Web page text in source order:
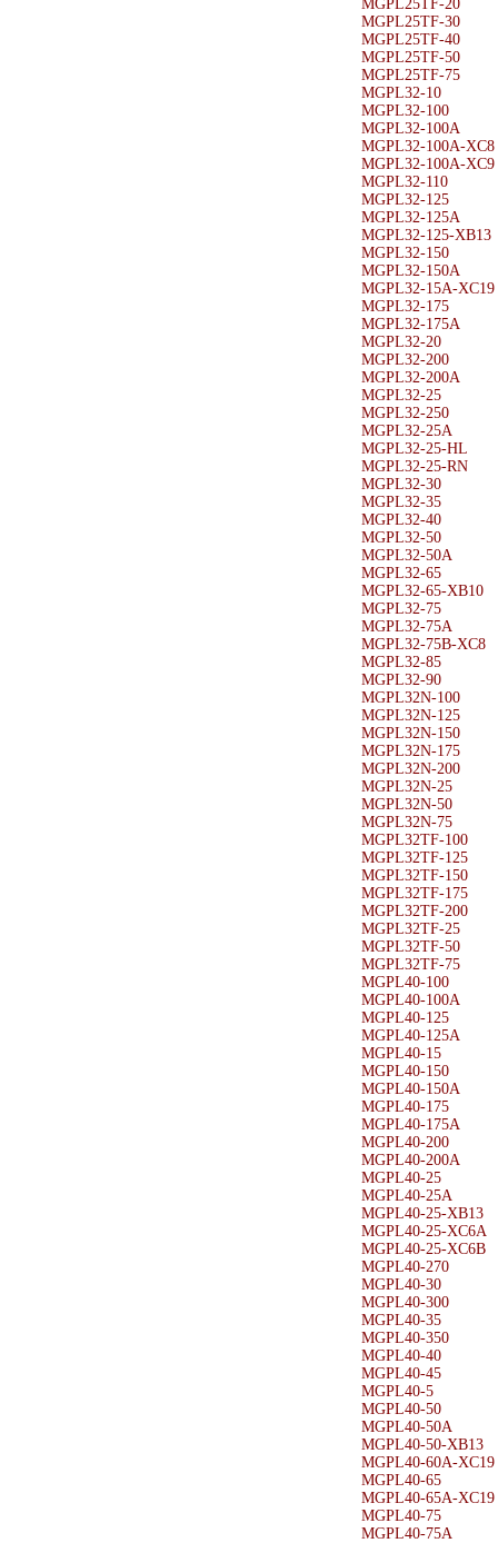
MGPL25TF-20
MGPL25TF-30
MGPL25TF-40
MGPL25TF-50
MGPL25TF-75
MGPL32-10
MGPL32-100
MGPL32-100A
MGPL32-100A-XC8
MGPL32-100A-XC9
MGPL32-110
MGPL32-125
MGPL32-125A
MGPL32-125-XB13
MGPL32-150
MGPL32-150A
MGPL32-15A-XC19
MGPL32-175
MGPL32-175A
MGPL32-20
MGPL32-200
MGPL32-200A
MGPL32-25
MGPL32-250
MGPL32-25A
MGPL32-25-HL
MGPL32-25-RN
MGPL32-30
MGPL32-35
MGPL32-40
MGPL32-50
MGPL32-50A
MGPL32-65
MGPL32-65-XB10
MGPL32-75
MGPL32-75A
MGPL32-75B-XC8
MGPL32-85
MGPL32-90
MGPL32N-100
MGPL32N-125
MGPL32N-150
MGPL32N-175
MGPL32N-200
MGPL32N-25
MGPL32N-50
MGPL32N-75
MGPL32TF-100
MGPL32TF-125
MGPL32TF-150
MGPL32TF-175
MGPL32TF-200
MGPL32TF-25
MGPL32TF-50
MGPL32TF-75
MGPL40-100
MGPL40-100A
MGPL40-125
MGPL40-125A
MGPL40-15
MGPL40-150
MGPL40-150A
MGPL40-175
MGPL40-175A
MGPL40-200
MGPL40-200A
MGPL40-25
MGPL40-25A
MGPL40-25-XB13
MGPL40-25-XC6A
MGPL40-25-XC6B
MGPL40-270
MGPL40-30
MGPL40-300
MGPL40-35
MGPL40-350
MGPL40-40
MGPL40-45
MGPL40-5
MGPL40-50
MGPL40-50A
MGPL40-50-XB13
MGPL40-60A-XC19
MGPL40-65
MGPL40-65A-XC19
MGPL40-75
MGPL40-75A